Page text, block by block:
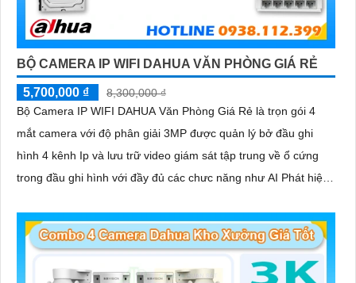
BỘ CAMERA IP WIFI DAHUA VĂN PHÒNG GIÁ RẺ
5,700,000 ₫
8,300,000 ₫
Bộ Camera IP WIFI DAHUA Văn Phòng Giá Rẻ là trọn gói 4
mắt camera với độ phân giải 3MP được quản lý bở đầu ghi
hình 4 kênh Ip và lưu trữ video giám sát tập trung về ổ cứng
trong đầu ghi hình với đầy đủ các chưc năng như AI Phát hiện
vào ban đêm